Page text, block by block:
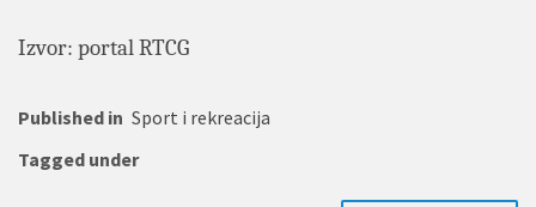
Izvor: portal RTCG
Published in Sport i rekreacija
Tagged under